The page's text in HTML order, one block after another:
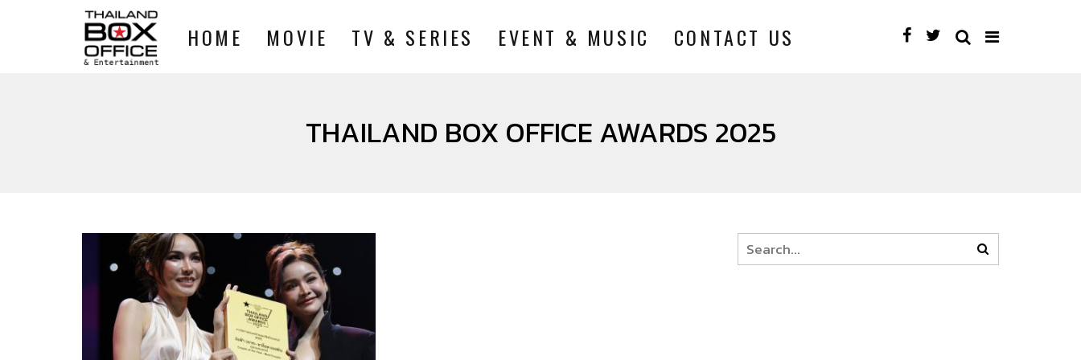
HOME MOVIE TV & SERIES EVENT & MUSIC CONTACT US
THAILAND BOX OFFICE AWARDS 2025